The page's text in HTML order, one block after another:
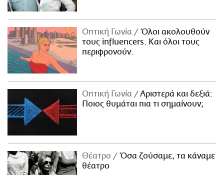
Οπτική Γωνία
Όλοι ακολουθούν
τους influencers. Και όλοι τους
περιφρονούν.
Οπτική Γωνία
Αριστερά και δεξιά:
Ποιος θυμάται πια τι σημαίνουν;
Θέατρο
Όσα ζούσαμε, τα κάναμε
θέατρο